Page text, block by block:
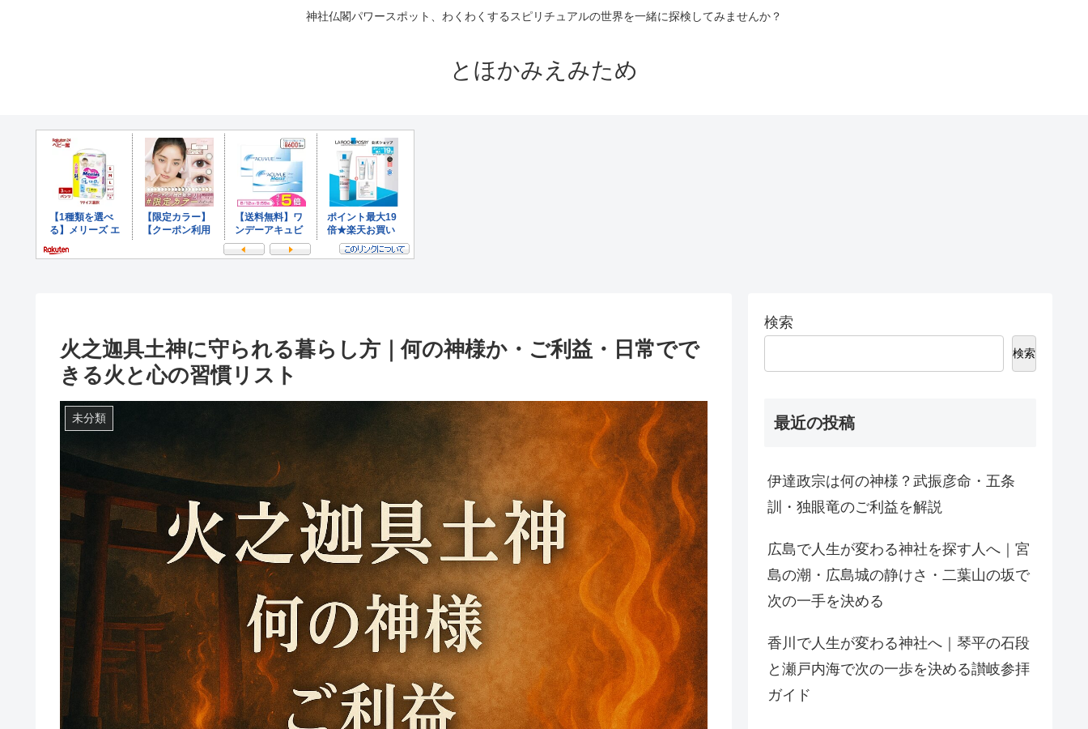
神社仏閣パワースポット、わくわくするスピリチュアルの世界を一緒に探検してみませんか？
とほかみえみため
火之迦具土神に守られる暮らし方｜何の神様か・ご利益・日常でで
きる火と心の習慣リスト
未分類
検索
検索
最近の投稿
伊達政宗は何の神様？武振彦命・五条
訓・独眼竜のご利益を解説
広島で人生が変わる神社を探す人へ｜宮
島の潮・広島城の静けさ・二葉山の坂で
次の一手を決める
香川で人生が変わる神社へ｜琴平の石段
と瀬戸内海で次の一歩を決める讃岐参拝
ガイド